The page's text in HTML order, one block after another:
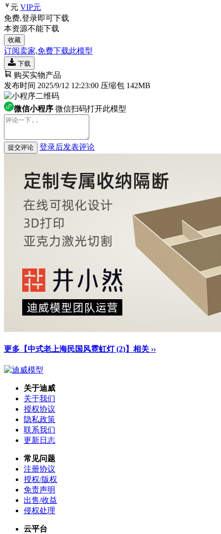
￥ 元 VIP元
免费,登录即可下载
本资源不能下载
收藏
订阅卖家,免费下载此模型
下载
购买实物产品
发布时间 2025/9/12 12:23:00 压缩包 142MB
微信小程序 微信扫码打开此模型
提交评论 登录后发表评论
更多【中式老上海民国风霓虹灯 (2)】相关 ››
关于迪威
关于我们
授权协议
隐私政策
联系我们
更新日志
常见问题
注册协议
授权/版权
免责声明
出售/收益
侵权处理
云平台